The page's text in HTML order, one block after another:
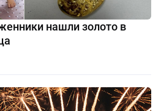
нашли золото в